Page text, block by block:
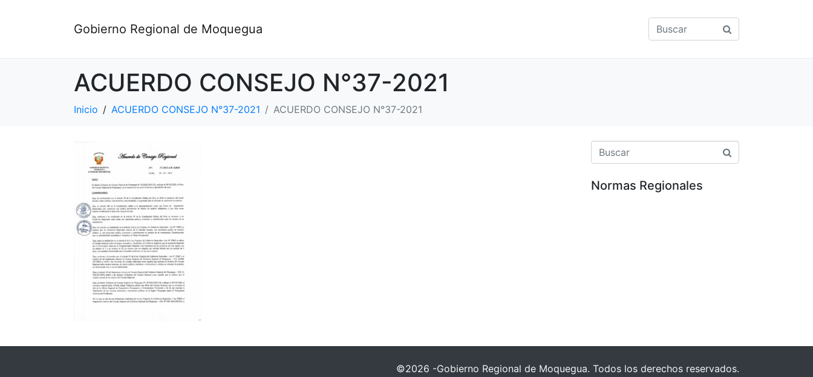
Gobierno Regional de Moquegua
ACUERDO CONSEJO N°37-2021
Inicio ACUERDO CONSEJO N°37-2021 ACUERDO CONSEJO N°37-2021
Normas Regionales
©2026 -Gobierno Regional de Moquegua. Todos los derechos reservados.